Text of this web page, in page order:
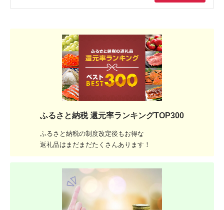
ふるさと納税 還元率ランキングTOP300
ふるさと納税の制度改定後もお得な
返礼品はまだまだたくさんあります！